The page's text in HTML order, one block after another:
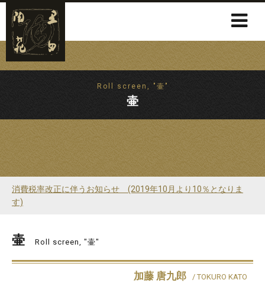
Roll screen, "壷"
壷
消費税率改正に伴うお知らせ (2019年10月より10％となりま
す)
壷 Roll screen, "壷"
加藤 唐九郎 / TOKURO KATO